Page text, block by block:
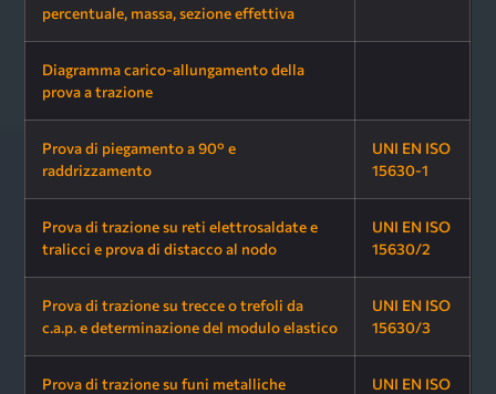
percentuale, massa, sezione effettiva
Diagramma carico-allungamento della
prova a trazione
Prova di piegamento a 90° e
raddrizzamento
UNI EN ISO
15630-1
Prova di trazione su reti elettrosaldate e
tralicci e prova di distacco al nodo
UNI EN ISO
15630/2
Prova di trazione su trecce o trefoli da
c.a.p. e determinazione del modulo elastico
UNI EN ISO
15630/3
Prova di trazione su funi metalliche
UNI EN ISO